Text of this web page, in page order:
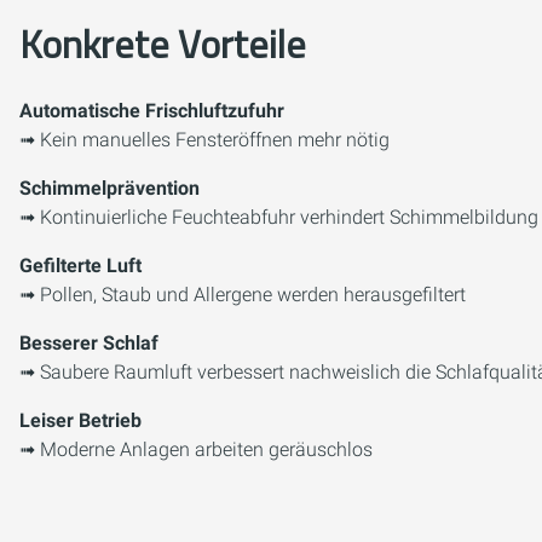
Konkrete Vorteile
Automatische Frischluftzufuhr
➟ Kein manuelles Fensteröffnen mehr nötig
Schimmelprävention
➟ Kontinuierliche Feuchteabfuhr verhindert Schimmelbildung
Gefilterte Luft
➟ Pollen, Staub und Allergene werden herausgefiltert
Besserer Schlaf
➟ Saubere Raumluft verbessert nachweislich die
Leiser Betrieb
➟ Moderne Anlagen arbeiten geräuschlos